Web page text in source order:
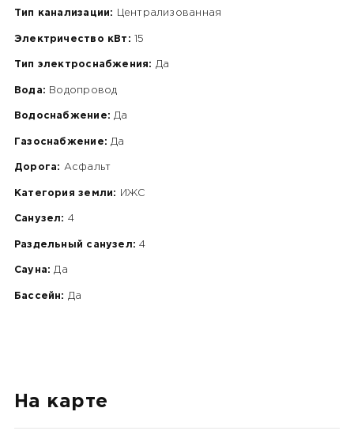
Тип канализации: Централизованная
Электричество кВт: 15
Тип электроснабжения: Да
Вода: Водопровод
Водоснабжение: Да
Газоснабжение: Да
Дорога: Асфальт
Категория земли: ИЖС
Санузел: 4
Раздельный санузел: 4
Сауна: Да
Бассейн: Да
На карте